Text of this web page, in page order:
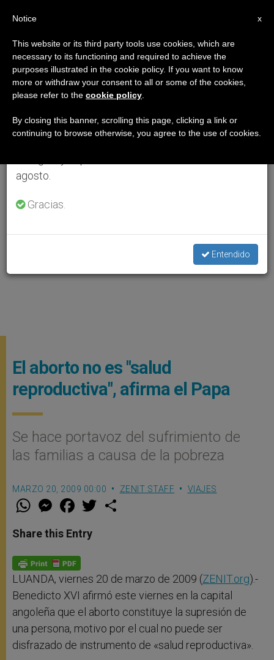
El aborto no es "salud
reproductiva", afirma el Papa
Se hace portavoz del sufrimiento de
las familias a causa de la pobreza
MARZO 20, 2009 00:00 ZENIT STAFF VIAJES
W
t
s
p
p
M
e
s
e
g
e
r
F
a
e
b
o
k
w
Share this Entry
LUANDA, viernes 20 de marzo de 2009 (ZENIT.org).-
Benedicto XVI afirmó este viernes en la capital
angoleña que el aborto constituye la supresión de
una persona, motivo por el cual no puede ser
disfrazado de instrumento de «salud reproductiva».
×
Aviso importante
Del 27 de julio al 7 de agosto haremos la pausa
anual, aprovechando que en el periodo de verano
se generan menos informaciones y también el
agosto.
Gracias.
Entendido
x
Notice
This website or its third party tools use cookies, which are
necessary to its functioning and required to achieve the
purposes illustrated in the cookie policy. If you want to know
more or withdraw your consent to all or some of the cookies,
please refer to the cookie policy
By closing this banner, scrolling this page, clicking a link or
continuing to browse otherwise, you agree to the use of cookies.